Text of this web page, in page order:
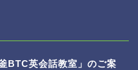
BTC英会話教室」のご案